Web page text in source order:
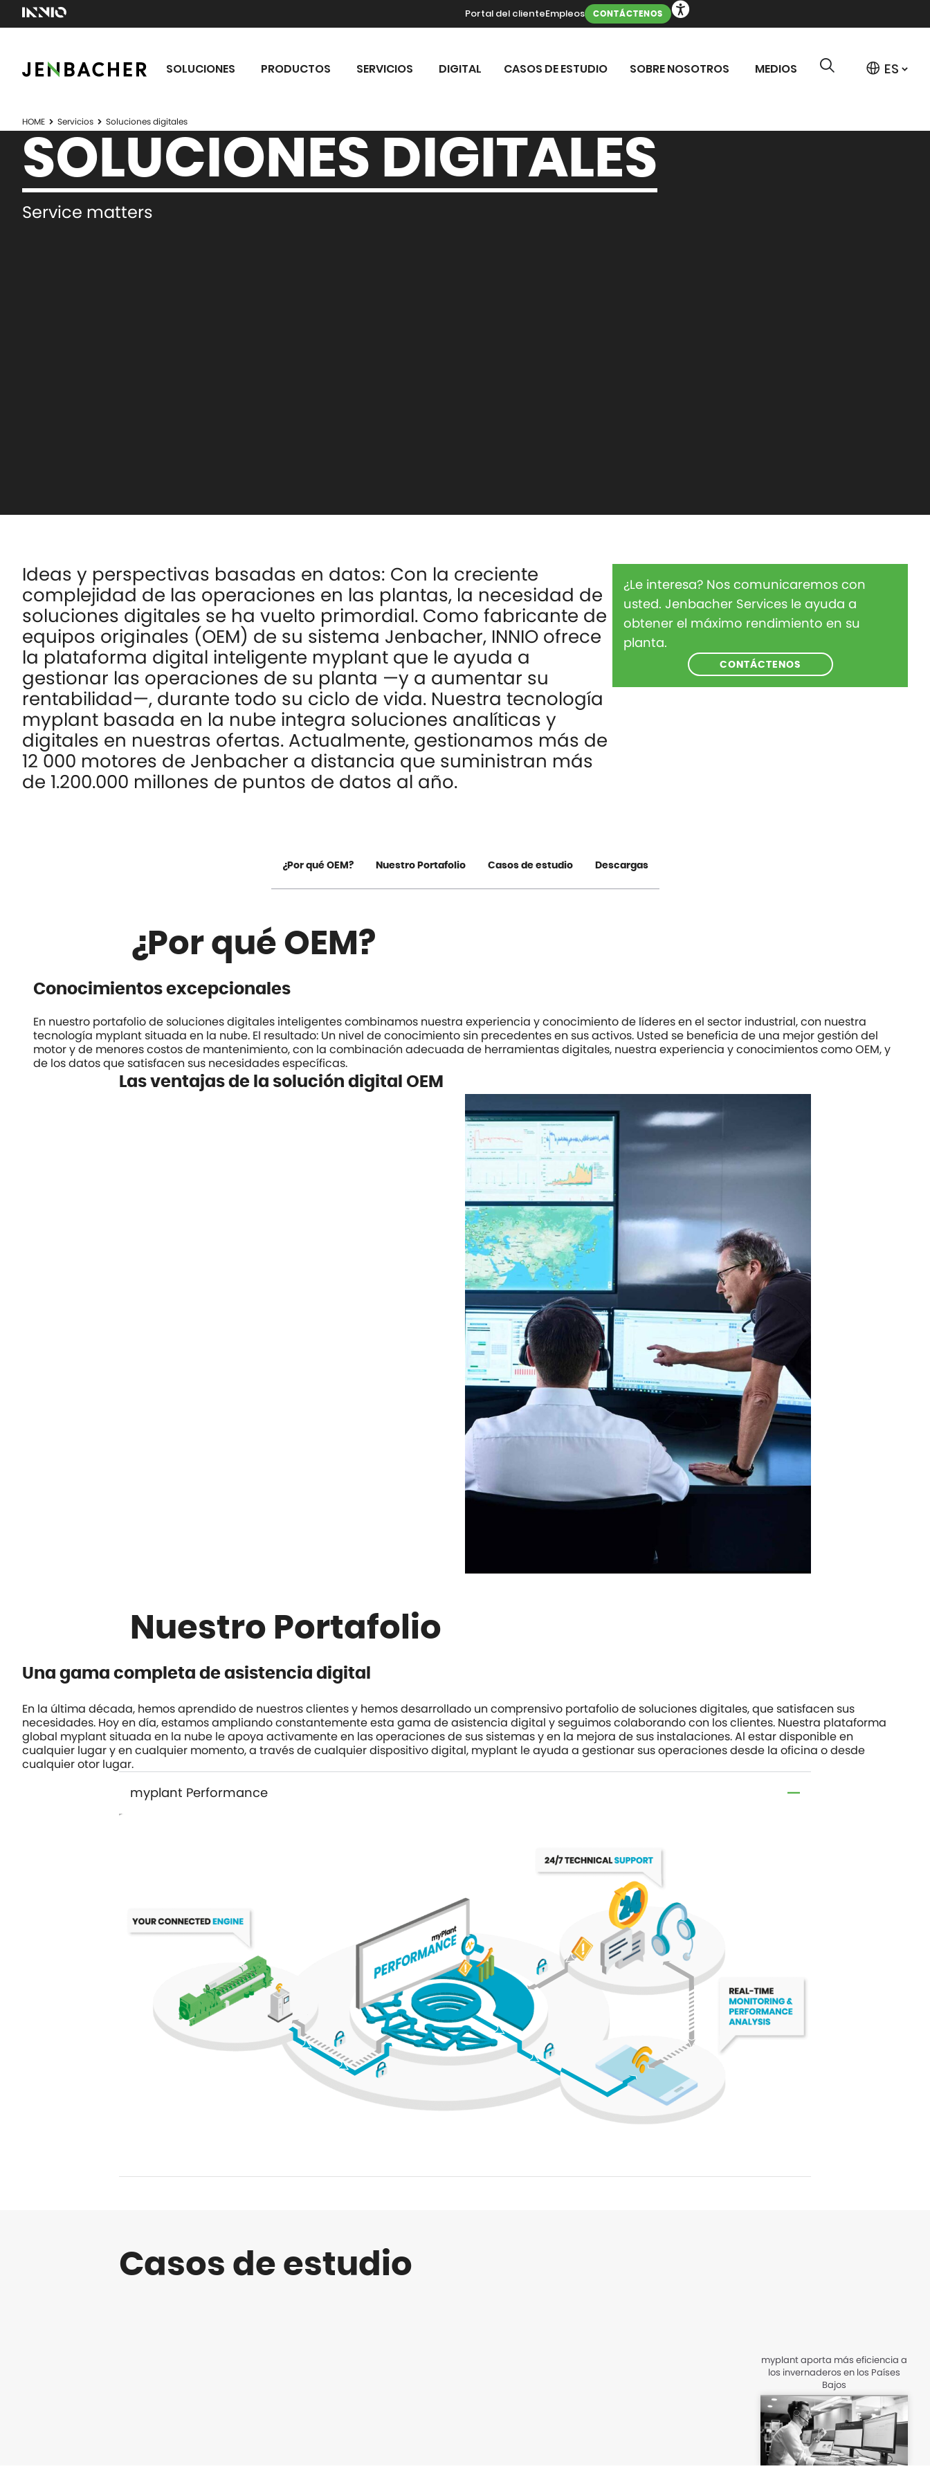
Portal del clienteEmpleos CONTÁCTENOS
SOLUCIONES PRODUCTOS SERVICIOS DIGITAL CASOS DE ESTUDIO SOBRE NOSOTROS MEDIOS
HOME Servicios Soluciones digitales
SOLUCIONES DIGITALES
Service matters
Ideas y perspectivas basadas en datos: Con la creciente
complejidad de las operaciones en las plantas, la necesidad de
soluciones digitales se ha vuelto primordial. Como fabricante de
equipos originales (OEM) de su sistema Jenbacher, INNIO ofrece
la plataforma digital inteligente myplant que le ayuda a
gestionar las operaciones de su planta —y a aumentar su
rentabilidad—, durante todo su ciclo de vida. Nuestra tecnología
myplant basada en la nube integra soluciones analíticas y
digitales en nuestras ofertas. Actualmente, gestionamos más de
12 000 motores de Jenbacher a distancia que suministran más
de 1.200.000 millones de puntos de datos al año.
¿Le interesa? Nos comunicaremos con
usted. Jenbacher Services le ayuda a
obtener el máximo rendimiento en su
planta.
CONTÁCTENOS
¿Por qué OEM? Nuestro Portafolio Casos de estudio Descargas
¿Por qué OEM?
Conocimientos excepcionales
En nuestro portafolio de soluciones digitales inteligentes combinamos nuestra experiencia y conocimiento de líderes en el sector industrial, con nuestra
tecnología myplantsituada en la nube. El resultado: Un nivel de conocimiento sin precedentes en sus activos. Usted se beneficia de una mejor gestión del
motor y de menores costos de mantenimiento, con la combinación adecuada de herramientas digitales, nuestra experiencia y conocimientos como OEM, y
de los datos que satisfacen sus necesidades específicas.
Las ventajas de la solución digital OEM
Nuestro Portafolio
Una gama completa de asistencia digital
En la última década, hemos aprendido de nuestros clientes y hemos desarrollado un comprensivo portafolio de soluciones digitales, que satisfacen sus
necesidades. Hoy en día, estamos ampliando constantemente esta gama de asistencia digital y seguimos colaborando con los clientes. Nuestra plataforma
global myplantsituada en la nube le apoya activamente en las operaciones de sus sistemas y en la mejora de sus instalaciones. Al estar disponible en
cualquier lugar y en cualquier momento, a través de cualquier dispositivo digital, myplant le ayuda a gestionar sus operaciones desde la oficina o desde
cualquier otor lugar.
myplant Performance
Casos de estudio
myplant aporta más eficiencia a
los invernaderos en los Países
Bajos